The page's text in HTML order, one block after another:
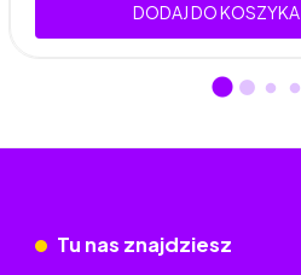
DODAJ DO KOSZYKA
Tu nas znajdziesz